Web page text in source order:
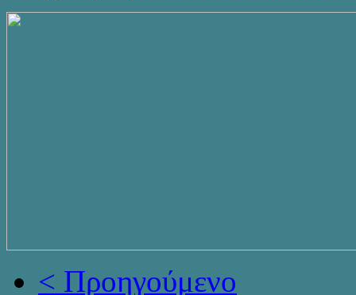
< Προηγούμενο